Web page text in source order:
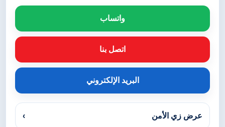
واتساب
اتصل بنا
البريد الإلكتروني
عرض زي الأمن ›